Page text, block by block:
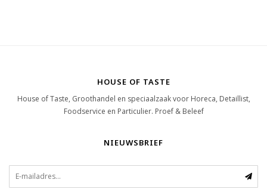
HOUSE OF TASTE
House of Taste, Groothandel en speciaalzaak voor Horeca, Detaillist,
Foodservice en Particulier. Proef & Beleef
NIEUWSBRIEF